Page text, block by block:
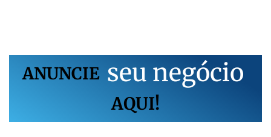
ANUNCIE seu negócio
AQUI!